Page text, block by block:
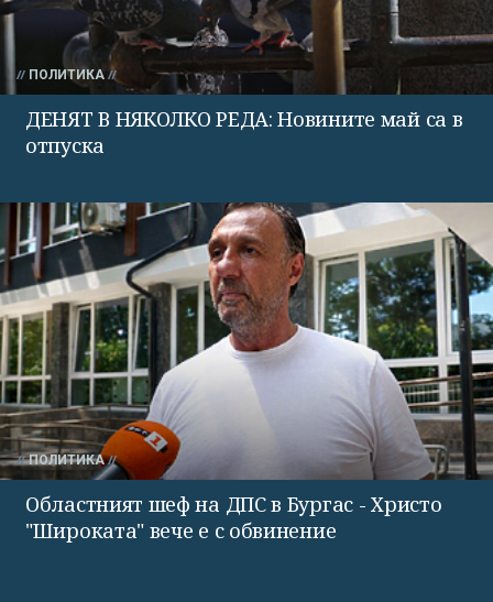
ПОЛИТИКА
ДЕНЯТ В НЯКОЛКО РЕДА: Новините май са в
отпуска
ПОЛИТИКА
Областният шеф на ДПС в Бургас - Христо
"Широката" вече е с обвинение